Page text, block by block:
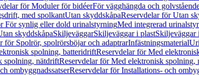
för Moduler för bidéerFör vägghängda och
med spolkantUtan skyddskåpaReservdelar för Utan
För synlig eller dold urinalstyrningMed integrerad
skyddskåpaSkiljeväggarSkiljeväggar i plastSkiljeväggar
för Spolrör, spolrörsböjar och adaptrarInfästningsmaterial
spolning, batteridriftReservdelar för Med
spolning, nätdriftReservdelar för Med elektronisk spolning,
ombyggnadssatserReservdelar för Installations- och